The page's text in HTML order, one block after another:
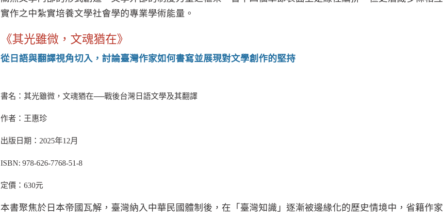
實作之中紮實培養文學社會學的專業學術能量。
《其光雖微，文魂猶在》
從日語與翻譯視角切入，討論臺灣作家如何書寫並展現對文學創作的堅持
書名：其光雖微，文魂猶在──戰後台灣日語文學及其翻譯
作者：王惠珍
出版日期： 2025年12月
ISBN: 978-626-7768-51-8
定價： 630元
本書聚焦於日本帝國瓦解，臺灣納入中華民國體制後，在「臺灣知識」逐漸被邊緣化的歷史情境中，省籍